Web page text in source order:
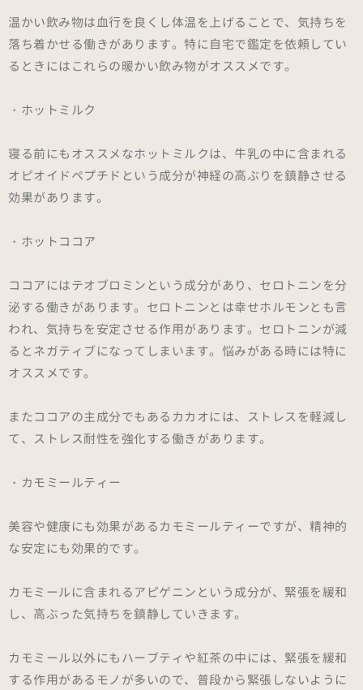
温かい飲み物は血行を良くし体温を上げることで、気持ちを
落ち着かせる働きがあります。特に自宅で鑑定を依頼してい
るときにはこれらの暖かい飲み物がオススメです。
・ホットミルク
寝る前にもオススメなホットミルクは、牛乳の中に含まれる
オピオイドペプチドという成分が神経の高ぶりを鎮静させる
効果があります。
・ホットココア
ココアにはテオブロミンという成分があり、セロトニンを分
泌する働きがあります。セロトニンとは幸せホルモンとも言
われ、気持ちを安定させる作用があります。セロトニンが減
るとネガティブになってしまいます。悩みがある時には特に
オススメです。
またココアの主成分でもあるカカオには、ストレスを軽減し
て、ストレス耐性を強化する働きがあります。
・カモミールティー
美容や健康にも効果があるカモミールティーですが、精神的
な安定にも効果的です。
カモミールに含まれるアピゲニンという成分が、緊張を緩和
し、高ぶった気持ちを鎮静していきます。
カモミール以外にもハーブティや紅茶の中には、緊張を緩和
する作用があるモノが多いので、普段から緊張しないように